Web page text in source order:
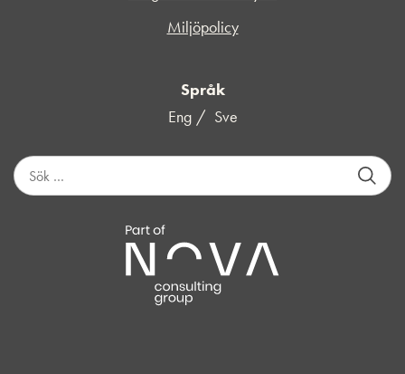
Miljöpolicy
Språk
Eng
Sve
S
ö
k